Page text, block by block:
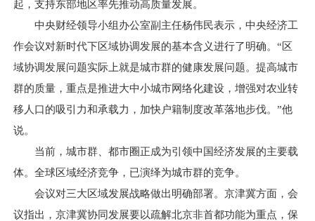
起，支持东部地区率先推动高质量发展。
中央财经领导小组办公室副主任杨伟民表示，中央经济工
作会议对新时代下区域协调发展的基本含义进行了明确。“区
域协调发展问题实际上就是城市群的健康发展问题。提高城市
群的质量，重点是推进大中小城市网络化建设，增强对农业转
移人口的吸引力和承载力，加快户籍制度改革落地步伐。”他
说。
当前，城市群、都市圈正成为引领中国经济发展的主要载
体。全球区域经济竞争，已演绎为城市群的竞争。
会议对三大区域发展战略做出明确部署。京津冀方面，会
议指出，京津冀协同发展要以疏解北京非首都功能为重点，保